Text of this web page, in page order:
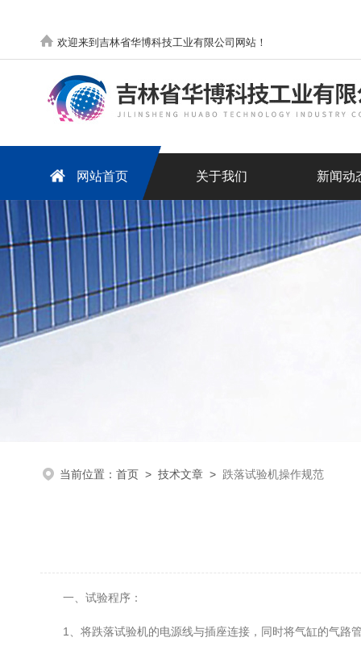
欢迎来到吉林省华博科技工业有限公司网站！
网站首页 关于我们 新闻动
当前位置： 首页 > 技术文章 > 跌落试验机操作规范
一、试验程序：
1、将跌落试验机的电源线与插座连接，同时将气缸的气路